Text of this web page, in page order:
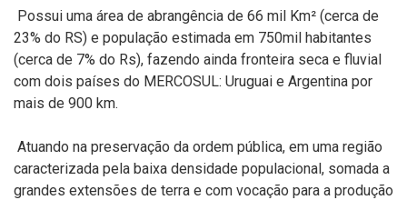
Possui uma área de abrangência de 66 mil Km² (cerca de
23% do RS) e população estimada em 750mil habitantes
(cerca de 7% do Rs), fazendo ainda fronteira seca e fluvial
com dois países do MERCOSUL: Uruguai e Argentina por
mais de 900 km.
Atuando na preservação da ordem pública, em uma região
caracterizada pela baixa densidade populacional, somada a
grandes extensões de terra e com vocação para a produção